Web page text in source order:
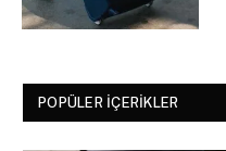
POPÜLER İÇERIKLER